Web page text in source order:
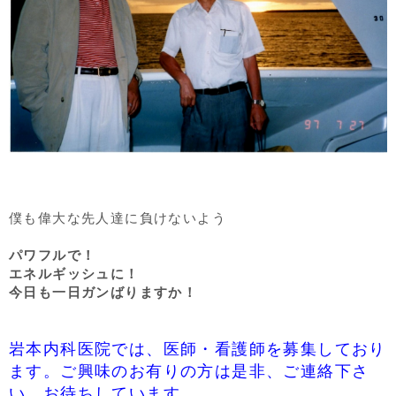
僕も偉大な先人達に負けないよう
パワフルで！
エネルギッシュに！
今日も一日ガンばりますか！
岩本内科医院では、医師・看護師を募集しており
ます。ご興味のお有りの方は是非、ご連絡下さ